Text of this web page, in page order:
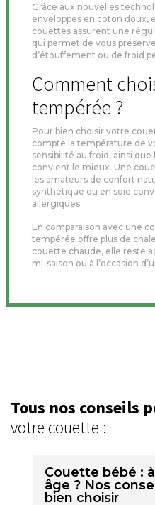
Grâce aux nouvelles
enveloppes en coton doux,
couettes assurent une
qui permet de vous
d’étouffement ou de froid
Comment
tempérée ?
Pour bien choisir votre
compte la température de
sensibilité au froid, ainsi
convient le mieux. Une
les amateurs de confort
synthétique ou en soie
allergiques.
En comparaison avec une
tempérée offre plus de
couette chaude, elle reste
mi-saison ou à l’occasion
Tous nos conseils
votre couette :
Couette bébé :
âge ? Nos
bien choisir